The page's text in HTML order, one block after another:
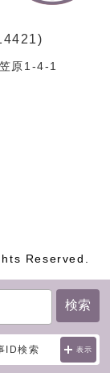
検索
ID検索 表示
原1-4-1
Reserved.